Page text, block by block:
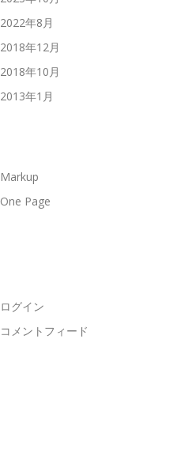
2022年8月
2018年12月
2018年10月
2013年1月
Markup
One Page
ログイン
コメントフィード